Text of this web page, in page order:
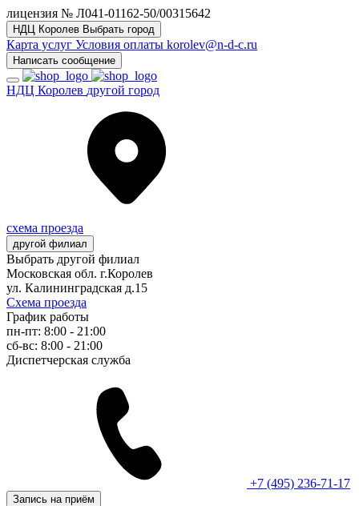
лицензия № Л041-01162-50/00315642
НДЦ Королев Выбрать город
Карта услуг Условия оплаты korolev@n-d-c.ru
Написать сообщение
НДЦ Королев другой город
схема проезда
другой филиал
Выбрать другой филиал
Московская обл. г.Королев
ул. Калининградская д.15
Схема проезда
График работы
пн-пт: 8:00 - 21:00
сб-вс: 8:00 - 21:00
Диспетчерская служба
+7 (495) 236-71-17
Запись на приём